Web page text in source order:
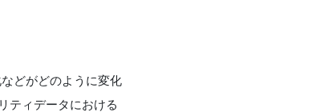
どがどのように変化
ティデータにおける